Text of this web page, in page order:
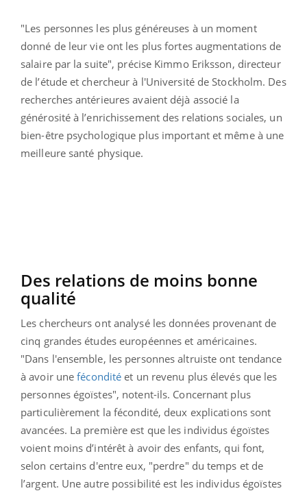
"Les personnes les plus généreuses à un moment
donné de leur vie ont les plus fortes augmentations de
salaire par la suite", précise Kimmo Eriksson, directeur
de l’étude et chercheur à l'Université de Stockholm. Des
recherches antérieures avaient déjà associé la
générosité à l’enrichissement des relations sociales, un
bien-être psychologique plus important et même à une
meilleure santé physique.
Des relations de moins bonne
qualité
Les chercheurs ont analysé les données provenant de
cinq grandes études européennes et américaines.
"Dans l'ensemble, les personnes altruiste ont tendance
à avoir unefécondité et un revenu plus élevés que les
personnes égoïstes", notent-ils. Concernant plus
particulièrement la fécondité, deux explications sont
avancées. La première est que les individus égoïstes
voient moins d’intérêt à avoir des enfants, qui font,
selon certains d'entre eux, "perdre" du temps et de
l’argent. Une autre possibilité est les individus égoïstes